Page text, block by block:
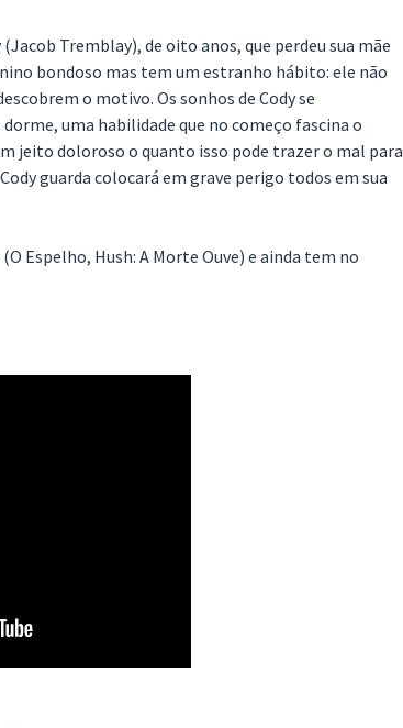
Tremblay), de oito anos, que perdeu sua mãe
bondoso mas tem um estranho hábito: ele não
o motivo. Os sonhos de Cody se
uma habilidade que no começo fascina o
jeito doloroso o quanto isso pode trazer o mal para
guarda colocará em grave perigo todos em sua
Espelho, Hush: A Morte Ouve) e ainda tem no